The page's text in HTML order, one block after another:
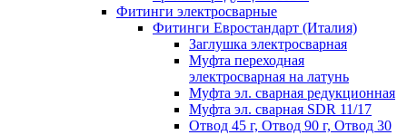
Фитинги электросварные
Фитинги Евростандарт (Италия)
Заглушка электросварная
Муфта переходная
электросварная на латунь
Муфта эл. cварная редукционная
Муфта эл. сварная SDR 11/17
Отвод 45 г, Отвод 90 г, Отвод 30